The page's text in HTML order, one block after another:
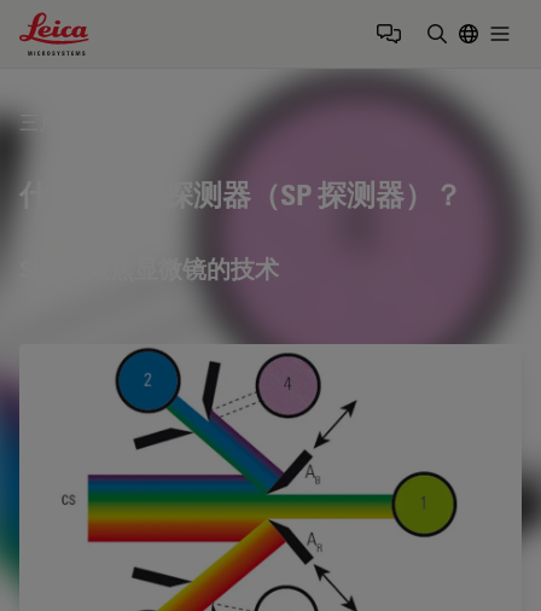
Leica Microsystems Logo
三月 10, 2019
什么是光谱探测器（SP 探测器）？
SP8 共聚焦显微镜的技术